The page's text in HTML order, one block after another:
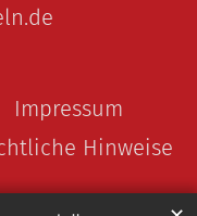
Impressum
Hinweise